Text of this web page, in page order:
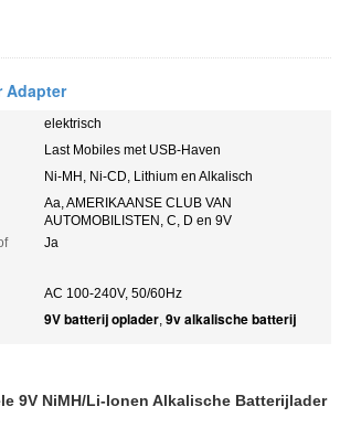
Adapter
elektrisch
Last Mobiles met USB-Haven
Ni-MH, Ni-CD, Lithium en Alkalisch
Aa, AMERIKAANSE CLUB VAN
AUTOMOBILISTEN, C, D en 9V
Ja
AC 100-240V, 50/60Hz
9V batterij oplader, 9v alkalische batterij
9V NiMH/Li-Ionen Alkalische Batterijlader